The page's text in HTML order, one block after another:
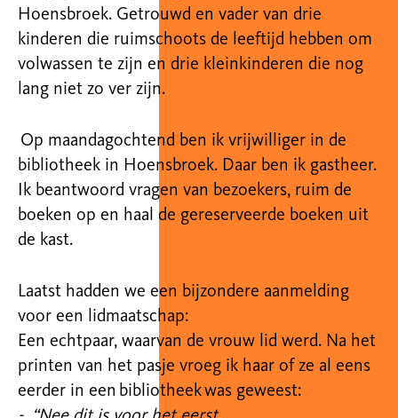
Hoensbroek. Getrouwd en vader van drie
kinderen die ruimschoots de leeftijd hebben om
volwassen te zijn en drie kleinkinderen die nog
lang niet zo ver zijn.
Op maandagochtend ben ik vrijwilliger in de
bibliotheek in Hoensbroek. Daar ben ik gastheer.
Ik beantwoord vragen van bezoekers, ruim de
boeken op en haal de gereserveerde boeken uit
de kast.
Laatst hadden we een bijzondere aanmelding
voor een lidmaatschap:
Een echtpaar, waarvan de vrouw lid werd. Na het
printen van het pasje vroeg ik haar of ze al eens
eerder in een bibliotheek was geweest: